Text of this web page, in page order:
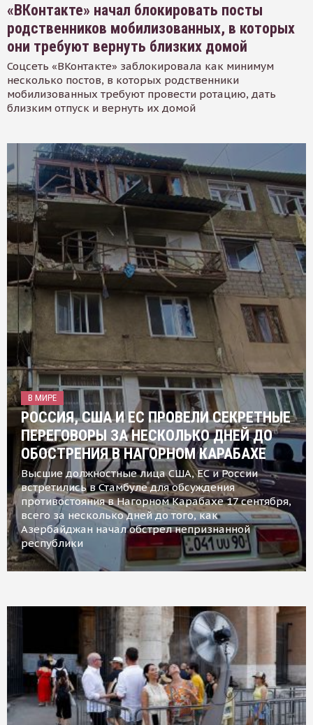
«ВКонтакте» начал блокировать посты
родственников мобилизованных, в которых
они требуют вернуть близких домой
Соцсеть «ВКонтакте» заблокировала как минимум
несколько постов, в которых родственники
мобилизованных требуют провести ротацию, дать
близким отпуск и вернуть их домой
В МИРЕ
РОССИЯ, США И ЕС ПРОВЕЛИ СЕКРЕТНЫЕ
ПЕРЕГОВОРЫ ЗА НЕСКОЛЬКО ДНЕЙ ДО
ОБОСТРЕНИЯ В НАГОРНОМ КАРАБАХЕ
Высшие должностные лица США, ЕС и России
встретились в Стамбуле для обсуждения
противостояния в Нагорном Карабахе 17 сентября,
всего за несколько дней до того, как
Азербайджан начал обстрел непризнанной
республики